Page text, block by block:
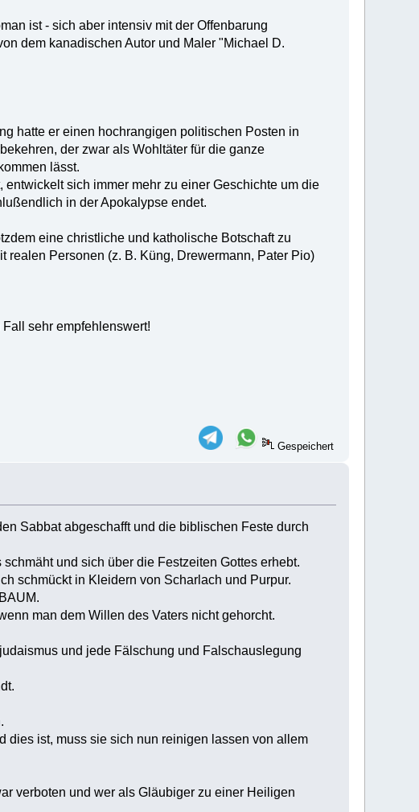
ist - sich aber intensiv mit der Offenbarung
dem kanadischen Autor und Maler "Michael D.
hatte er einen hochrangigen politischen Posten in
der zwar als Wohltäter für die ganze
lässt.
sich immer mehr zu einer Geschichte um die
in der Apokalypse endet.
eine christliche und katholische Botschaft zu
realen Personen (z. B. Küng, Drewermann, Pater Pio)
sehr empfehlenswert!
Gespeichert
Sabbat abgeschafft und die biblischen Feste durch
und sich über die Festzeiten Gottes erhebt.
schmückt in Kleidern von Scharlach und Purpur.
man dem Willen des Vaters nicht gehorcht.
und jede Fälschung und Falschauslegung
ist, muss sie sich nun reinigen lassen von allem
verboten und wer als Gläubiger zu einer Heiligen